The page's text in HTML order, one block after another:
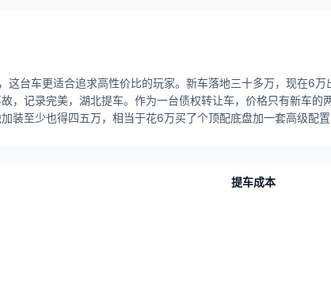
这台车更适合追求高性价比的玩家。新车落地三十多万，现在6
，记录完美，湖北提车。作为一台债权转让车，价格只有新车
装至少也得四五万，相当于花6万买了个顶配底盘加一套高级配置
提车成本